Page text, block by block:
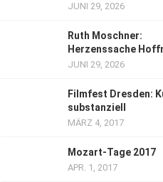
JUNI 29, 2026
Ruth Moschner:
Herzenssache
JUNI 29, 2026
Filmfest Dresden:
substanziell
MÄRZ 4, 2017
Mozart-Tage 2017
APR. 1, 2017